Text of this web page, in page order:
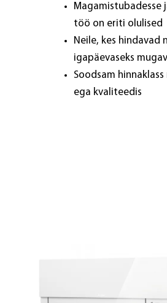
Magamistubadesse
töö on eriti olulised
Neile, kes
igapäevaseks
Soodsam
ega kvaliteedis